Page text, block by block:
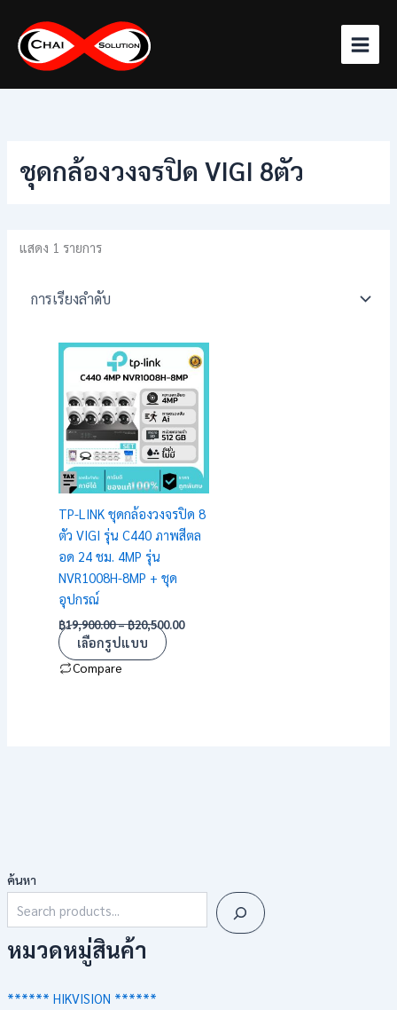
content
ค้นหา
หมวดหมู่สินค้า
****** HIKVISION ******
ชุดกล้องวงจรปิด VIGI 8ตัว
แสดง 1 รายการ
TP-LINK ชุดกล้องวงจรปิด 8
ตัว VIGI รุ่น C440 ภาพสีตล
อด 24 ชม. 4MP รุ่น
NVR1008H-8MP + ชุด
อุปกรณ์
฿19,900.00–฿20,500.00
Price
range:
฿19,900.00
through
฿20,500.00
เลือกรูปแบบ
Compare
This
product
has
multiple
variants.
The
options
be
chosen
on
the
product
page